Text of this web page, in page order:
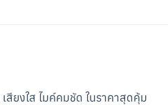
สียงใส ไมค์คมชัด ในราคาสุดคุ้ม